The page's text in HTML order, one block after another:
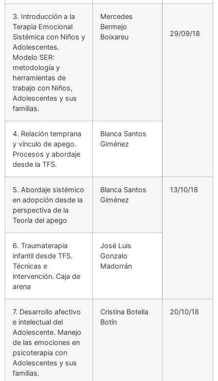
3. Introducción a la
Terapia Emocional
Sistémica con Niños y
Adolescentes.
Modelo SER:
metodología y
herramientas de
trabajo con Niños,
Adolescentes y sus
familias.
Mercedes
Bermejo
Boixareu
29/09/18
4. Relación temprana
y vínculo de apego.
Procesos y abordaje
desde la TFS.
Blanca Santos
Giménez
5. Abordaje sistémico
en adopción desde la
perspectiva de la
Teoría del apego
Blanca Santos
Giménez
13/10/18
6. Traumaterapia
infantil desde TFS.
Técnicas e
intervención. Caja de
arena
José Luis
Gonzalo
Madorrán
7. Desarrollo afectivo
e intelectual del
Adolescente. Manejo
de las emociones en
psicoterapia con
Adolescentes y sus
familias.
Cristina Botella
Botín
20/10/18